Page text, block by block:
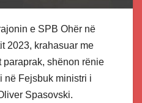
e SPB Ohër në
2023, krahasuar me
paraprak, shënon rënie
në Fejsbuk ministri i
Spasovski.